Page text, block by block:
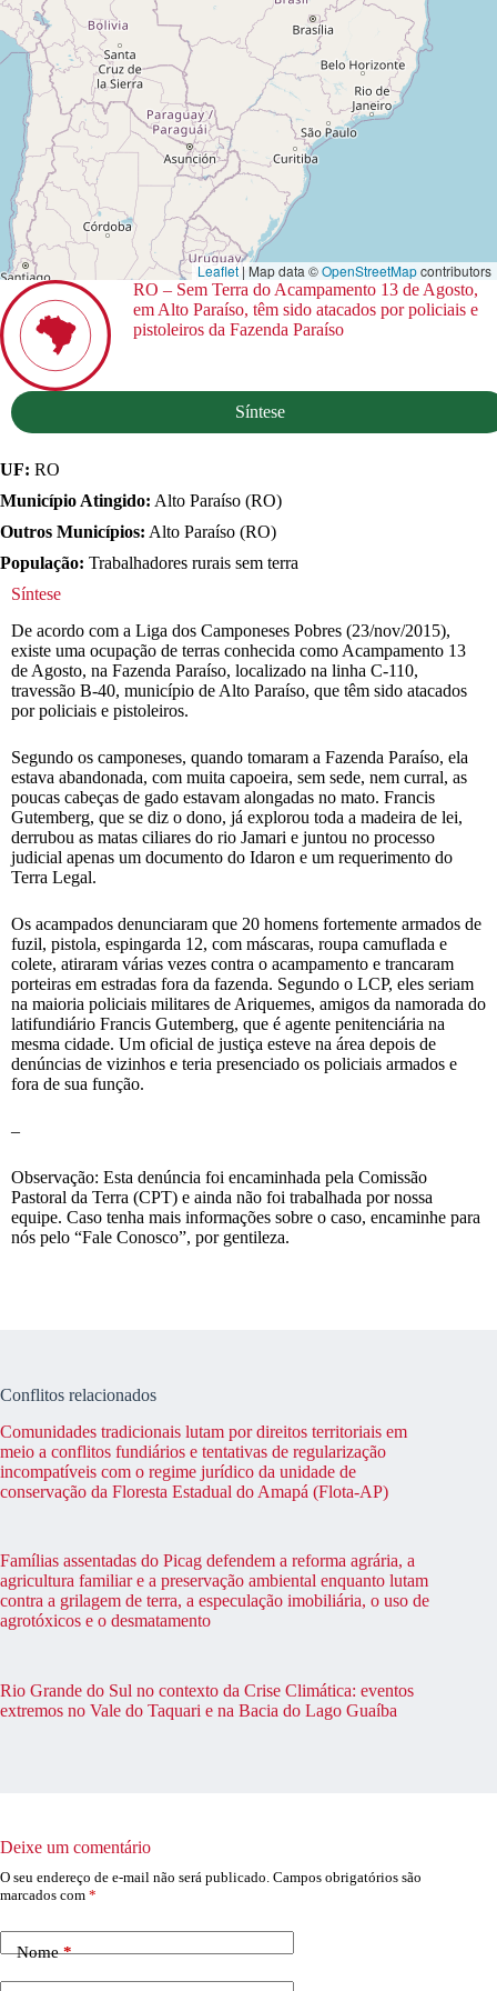
Leaflet | Map data ©OpenStreetMapcontributors
RO – Sem Terra do Acampamento 13 de Agosto,
em Alto Paraíso, têm sido atacados por policiais e
pistoleiros da Fazenda Paraíso
Síntese
UF: RO
Município Atingido: Alto Paraíso (RO)
Outros Municípios: Alto Paraíso (RO)
População: Trabalhadores rurais sem terra
Síntese
De acordo com a Liga dos Camponeses Pobres (23/nov/2015),
existe uma ocupação de terras conhecida como Acampamento 13
de Agosto, na Fazenda Paraíso, localizado na linha C-110,
travessão B-40, município de Alto Paraíso, que têm sido atacados
por policiais e pistoleiros.
Segundo os camponeses, quando tomaram a Fazenda Paraíso, ela
estava abandonada, com muita capoeira, sem sede, nem curral, as
poucas cabeças de gado estavam alongadas no mato. Francis
Gutemberg, que se diz o dono, já explorou toda a madeira de lei,
derrubou as matas ciliares do rio Jamari e juntou no processo
judicial apenas um documento do Idaron e um requerimento do
Terra Legal.
Os acampados denunciaram que 20 homens fortemente armados de
fuzil, pistola, espingarda 12, com máscaras, roupa camuflada e
colete, atiraram várias vezes contra o acampamento e trancaram
porteiras em estradas fora da fazenda. Segundo o LCP, eles seriam
na maioria policiais militares de Ariquemes, amigos da namorada do
latifundiário Francis Gutemberg, que é agente penitenciária na
mesma cidade. Um oficial de justiça esteve na área depois de
denúncias de vizinhos e teria presenciado os policiais armados e
fora de sua função.
–
Observação: Esta denúncia foi encaminhada pela Comissão
Pastoral da Terra (CPT) e ainda não foi trabalhada por nossa
equipe. Caso tenha mais informações sobre o caso, encaminhe para
nós pelo “Fale Conosco”, por gentileza.
Conflitos relacionados
Comunidades tradicionais lutam por direitos territoriais em
meio a conflitos fundiários e tentativas de regularização
incompatíveis com o regime jurídico da unidade de
conservação da Floresta Estadual do Amapá (Flota-AP)
Famílias assentadas do Picag defendem a reforma agrária, a
agricultura familiar e a preservação ambiental enquanto lutam
contra a grilagem de terra, a especulação imobiliária, o uso de
agrotóxicos e o desmatamento
Rio Grande do Sul no contexto da Crise Climática: eventos
extremos no Vale do Taquari e na Bacia do Lago Guaíba
Deixe um comentário
O seu endereço de e-mail não será publicado. Campos obrigatórios são
marcados com *
Nome*